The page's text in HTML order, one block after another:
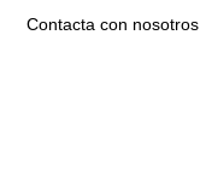
Contacta con nosotros